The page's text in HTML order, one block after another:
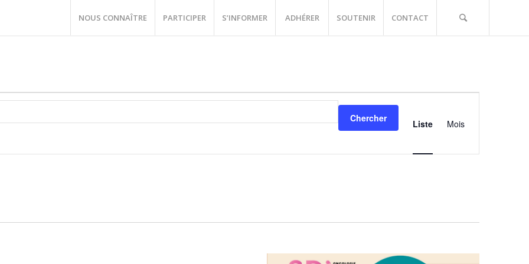
NOUS CONNAÎTRE PARTICIPER S’INFORMER ADHÉRER SOUTENIR CONTACT
Chercher
vues
Liste Mois